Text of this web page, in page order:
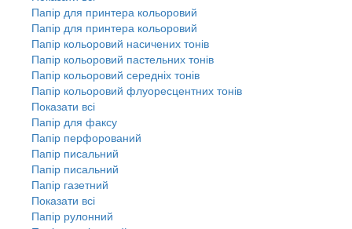
Папір для принтера кольоровий
Папір для принтера кольоровий
Папір кольоровий насичених тонів
Папір кольоровий пастельних тонів
Папір кольоровий середніх тонів
Папір кольоровий флуоресцентних тонів
Показати всі
Папір для факсу
Папір перфорований
Папір писальний
Папір писальний
Папір газетний
Показати всі
Папір рулонний